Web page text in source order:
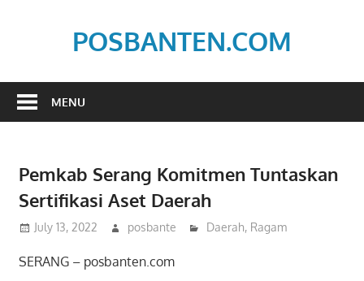
POSBANTEN.COM
Dan
MENU
Pemkab Serang Komitmen Tuntaskan
Sertifikasi Aset Daerah
July 13, 2022 posbante Daerah, Ragam
SERANG – posbanten.com